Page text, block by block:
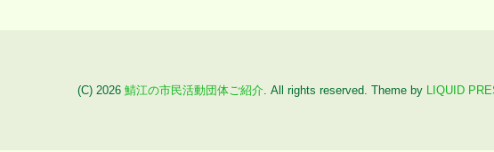
(C) 2026 鯖江の市民活動団体ご紹介 . All rights reserved. Theme by LIQUID